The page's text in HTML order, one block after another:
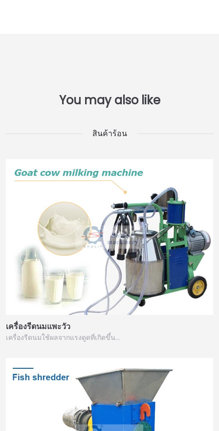
สินค้าร้อน
เครื่องรีดนมแพะวัว
เครื่องรีดนมใช้ผลจากแรงดูดที่เกิดขึ้น…